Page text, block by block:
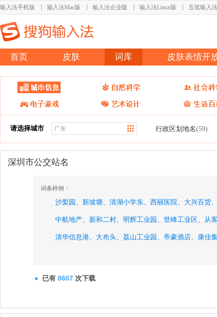
输入法手机版 输入法Mac版 输入法企业版 输入法Linux版 五笔输入法
首页 皮肤 词库 皮肤表情开
请选择城市 行政区划地名(59)
深圳市公交站名
词条样例：
沙梨园、 新坡塘、 清湖小学东、 西丽医院、 大兴百货
中航地产、 新和二村、 明辉工业园、 世峰工业区、 从
清华信息港、 大布头、 荔山工业园、 帝豪酒店、 康佳
已有 8607 次下载